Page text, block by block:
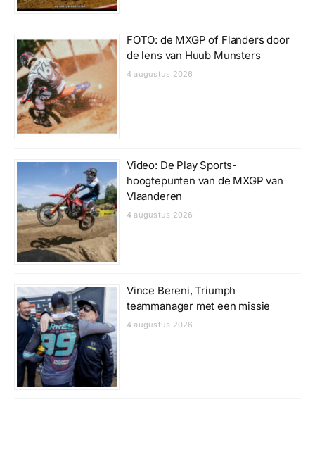
FOTO: de MXGP of Flanders door
de lens van Huub Munsters
4 augustus 2026
Video: De Play Sports-
hoogtepunten van de MXGP van
Vlaanderen
4 augustus 2026
Vince Bereni, Triumph
teammanager met een missie
4 augustus 2026